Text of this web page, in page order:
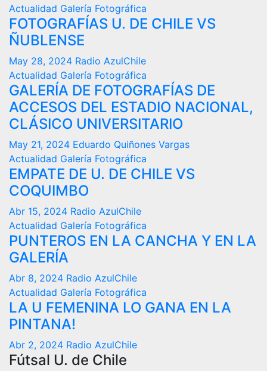
Actualidad Galería Fotográfica
FOTOGRAFÍAS U. DE CHILE VS
ÑUBLENSE
May 28, 2024 Radio AzulChile
Actualidad Galería Fotográfica
GALERÍA DE FOTOGRAFÍAS DE
ACCESOS DEL ESTADIO NACIONAL,
CLÁSICO UNIVERSITARIO
May 21, 2024 Eduardo Quiñones Vargas
Actualidad Galería Fotográfica
EMPATE DE U. DE CHILE VS
COQUIMBO
Abr 15, 2024 Radio AzulChile
Actualidad Galería Fotográfica
PUNTEROS EN LA CANCHA Y EN LA
GALERÍA
Abr 8, 2024 Radio AzulChile
Actualidad Galería Fotográfica
LA U FEMENINA LO GANA EN LA
PINTANA!
Abr 2, 2024 Radio AzulChile
Fútsal U. de Chile